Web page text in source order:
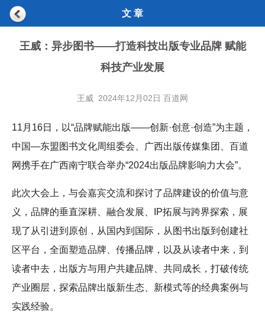
文 章
王威：异步图书——打造科技出版专业品牌 赋能
科技产业发展
王威 2024年12月02日 百道网
11月16日，以“品牌赋能出版——创新·创意·创造”为主题，
中国—东盟图书文化周组委会、广西出版传媒集团、百道
网携手在广西南宁联合举办“2024出版品牌影响力大会”。
此次大会上，与会嘉宾交流和探讨了品牌建设的价值与意
义，品牌的垂直深耕、融合发展、IP拓展与跨界探索，展
现了从引进到原创，从国内到国际，从图书出版到创建社
区平台，全面塑造品牌、传播品牌，以及从读者中来，到
读者中去，出版方与用户共建品牌、共同成长，打破传统
产业圈层，探索品牌出版新生态、新模式等的经典案例与
实践经验。